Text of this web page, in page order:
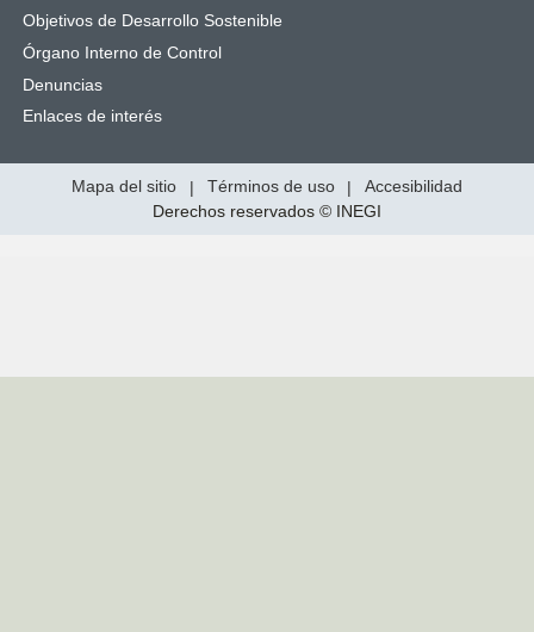
Objetivos de Desarrollo Sostenible
Órgano Interno de Control
Denuncias
Enlaces de interés
Mapa del sitio | Términos de uso |
Accesibilidad
Derechos reservados © INEGI